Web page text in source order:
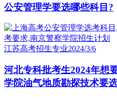
公安管理学要选哪些科目?
江苏高考招生专业2024/3/6
河北专科批考生2024年想
学院油气地质勘探技术要